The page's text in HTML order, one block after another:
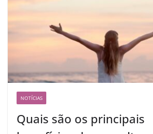
NOTÍCIAS
Quais são os principais